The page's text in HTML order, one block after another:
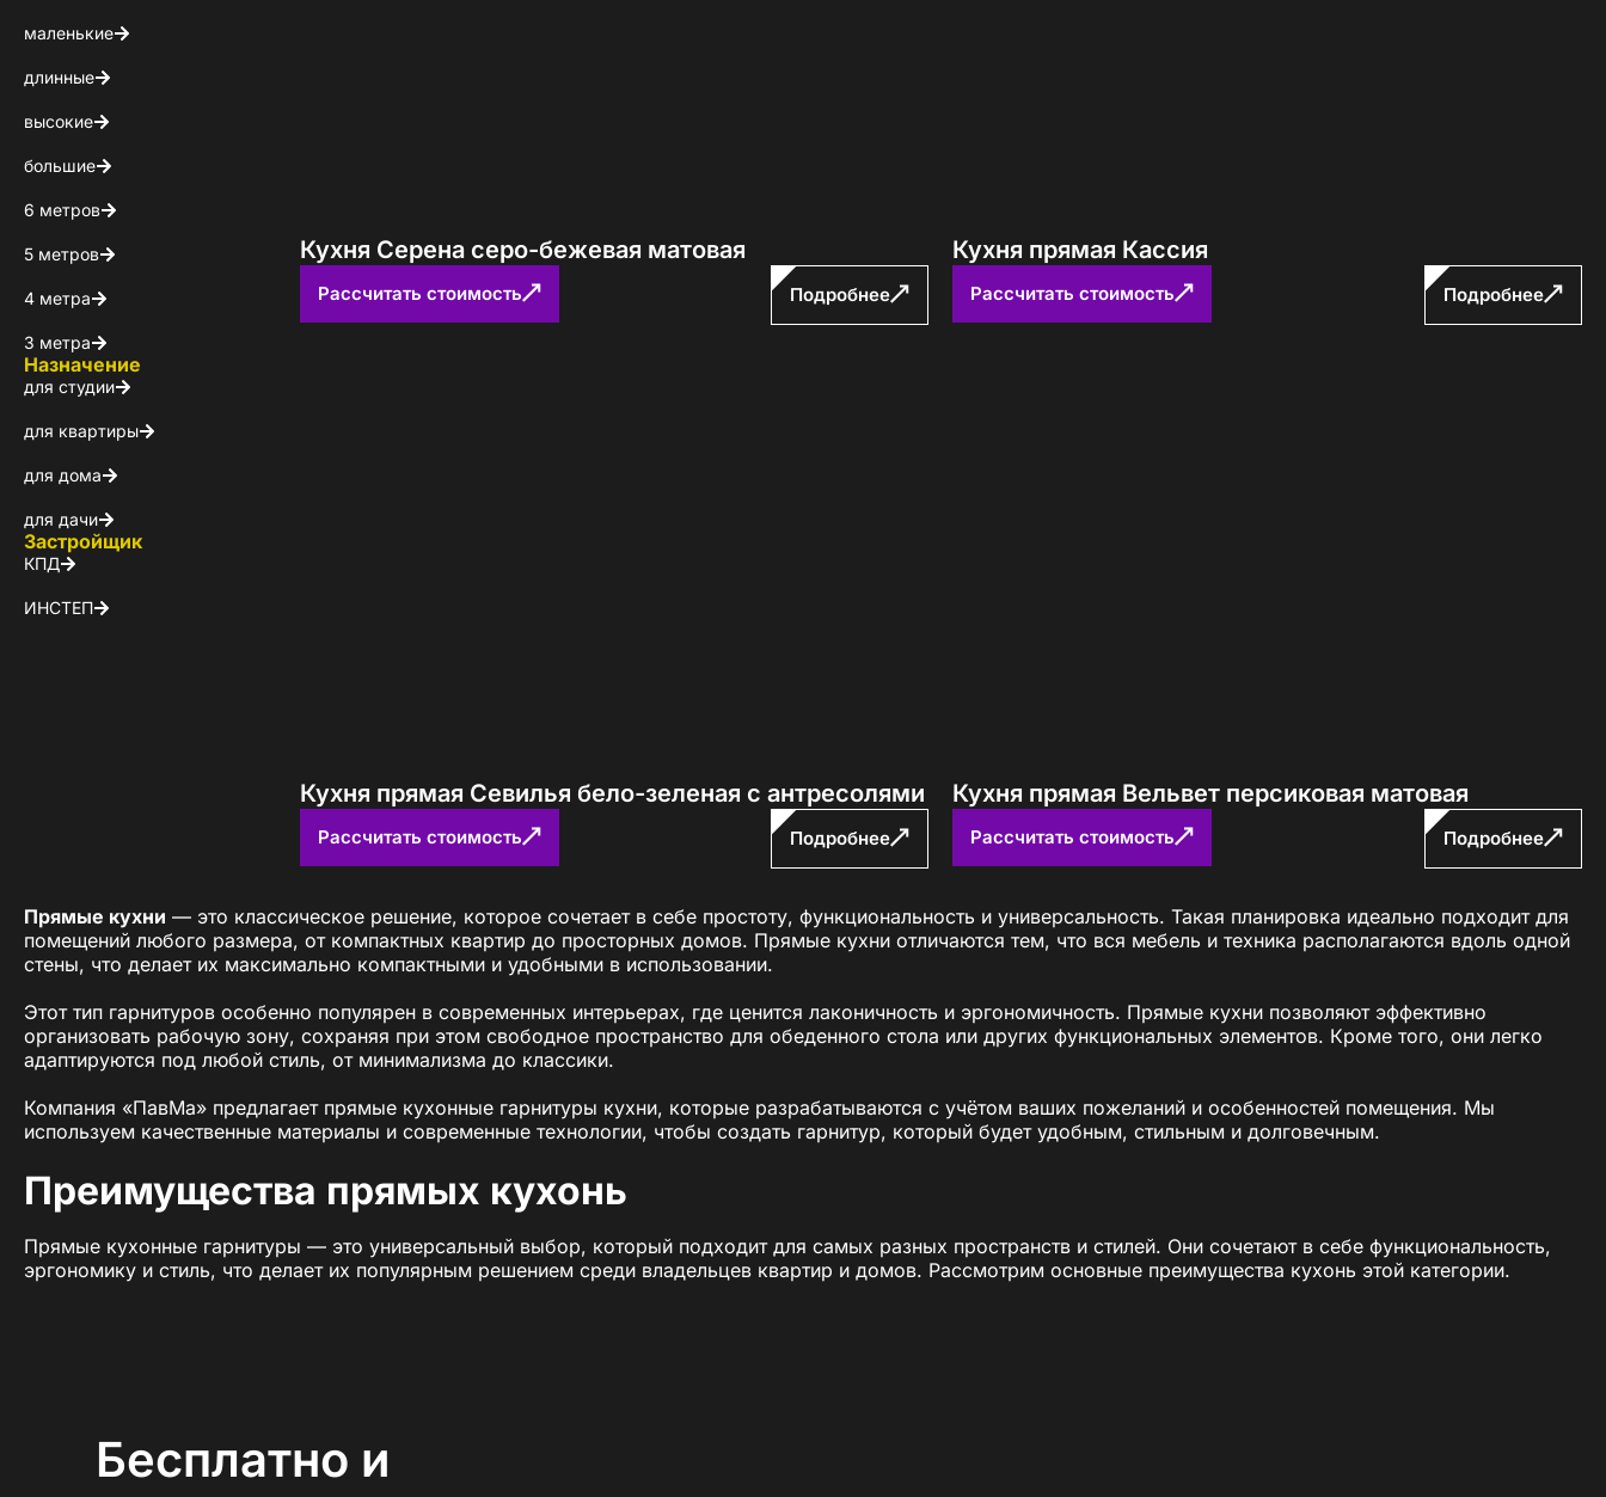
маленькие
длинные
высокие
большие
6 метров
5 метров
4 метра
3 метра
Назначение
для студии
для квартиры
для дома
для дачи
Застройщик
КПД
ИНСТЕП
Кухня Серена серо-бежевая матовая
Рассчитать стоимость Подробнее
Кухня прямая Кассия
Рассчитать стоимость Подробнее
Кухня прямая Севилья бело-зеленая с антресолями
Рассчитать стоимость Подробнее
Кухня прямая Вельвет персиковая матовая
Рассчитать стоимость Подробнее
Прямые кухни — это классическое решение, которое сочетает в себе простоту, функциональность и универсальность. Такая планировка идеально подходит для
помещений любого размера, от компактных квартир до просторных домов. Прямые кухни отличаются тем, что вся мебель и техника располагаются вдоль одной
стены, что делает их максимально компактными и удобными в использовании.
Этот тип гарнитуров особенно популярен в современных интерьерах, где ценится лаконичность и эргономичность. Прямые кухни позволяют эффективно
организовать рабочую зону, сохраняя при этом свободное пространство для обеденного стола или других функциональных элементов. Кроме того, они легко
адаптируются под любой стиль, от минимализма до классики.
Компания «ПавМа» предлагает прямые кухонные гарнитуры кухни, которые разрабатываются с учётом ваших пожеланий и особенностей помещения. Мы
используем качественные материалы и современные технологии, чтобы создать гарнитур, который будет удобным, стильным и долговечным.
Преимущества прямых кухонь
Прямые кухонные гарнитуры — это универсальный выбор, который подходит для самых разных пространств и стилей. Они сочетают в себе функциональность,
эргономику и стиль, что делает их популярным решением среди владельцев квартир и домов. Рассмотрим основные преимущества кухонь этой категории.
Лаконичная планировка оставляет место для обеденной зоны или других функциональных решений.
Простота размещения мебели и техники делает этот тип кухонь удобным для монтажа и адаптации.
Бесплатно и
Получить файл сейчас